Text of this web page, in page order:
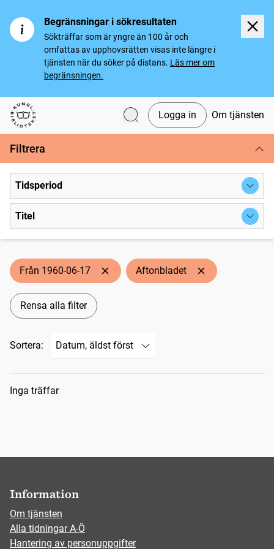
Begränsningar i sökresultaten
Sökträffar som är yngre än 100 år och
omfattas av upphovsrätten visas inte längre i
tjänsten när du söker på distans. Läs mer om
begränsningen.
Svenska tidningar
Logga in Om tjänsten
Filtrera
Tidsperiod
Titel
Från 1960-06-17 Aftonbladet
Rensa alla filter
Sortera:
Sökresultat
Inga träffar
Information
Om tjänsten
Alla tidningar A-Ö
Hantering av personuppgifter